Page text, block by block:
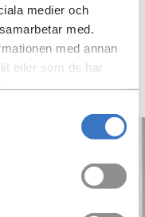
medier och
med.
med annan
eller som de har
in just nu, säger Jan
på Betonggalan som